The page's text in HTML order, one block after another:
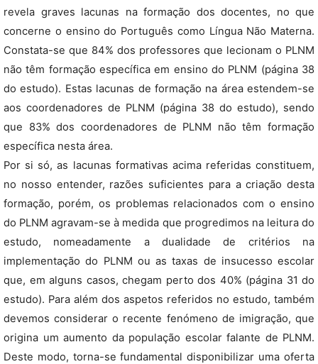
revela graves lacunas na formação dos docentes, no que
concerne o ensino do Português como Língua Não Materna.
Constata-se que 84% dos professores que lecionam o PLNM
não têm formação específica em ensino do PLNM (página 38
do estudo). Estas lacunas de formação na área estendem-se
aos coordenadores de PLNM (página 38 do estudo), sendo
que 83% dos coordenadores de PLNM não têm formação
específica nesta área.
Por si só, as lacunas formativas acima referidas constituem,
no nosso entender, razões suficientes para a criação desta
formação, porém, os problemas relacionados com o ensino
do PLNM agravam-se à medida que progredimos na leitura do
estudo, nomeadamente a dualidade de critérios na
implementação do PLNM ou as taxas de insucesso escolar
que, em alguns casos, chegam perto dos 40% (página 31 do
estudo). Para além dos aspetos referidos no estudo, também
devemos considerar o recente fenómeno de imigração, que
origina um aumento da população escolar falante de PLNM.
Deste modo, torna-se fundamental disponibilizar uma oferta